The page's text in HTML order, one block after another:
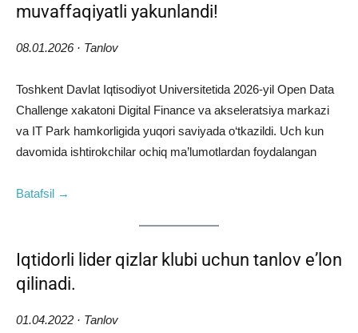
muvaffaqiyatli yakunlandi!
08.01.2026 · Tanlov
Toshkent Davlat Iqtisodiyot Universitetida 2026-yil Open Data
Challenge xakatoni Digital Finance va akseleratsiya markazi
va IT Park hamkorligida yuqori saviyada o‘tkazildi. Uch kun
davomida ishtirokchilar ochiq ma’lumotlardan foydalangan
Batafsil →
Iqtidorli lider qizlar klubi uchun tanlov eʼlon
qilinadi.
01.04.2022 · Tanlov